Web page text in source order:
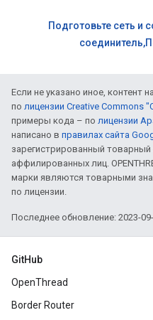
Подготовьте сеть и
Если не указано иное, контент
по лицензии Creative Commons
примеры кода – по лицензии
написано в правилах сайта
зарегистрированный
аффилированных лиц.
марки являются товарными
по лицензии.
Последнее обновление: 2023-09-
GitHub
OpenThread
Border Router